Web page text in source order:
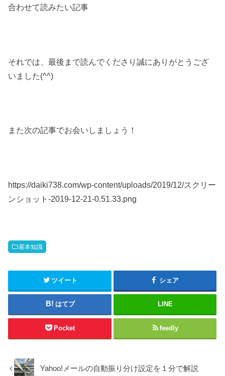
合わせて読みたい記事
それでは、最後まで読んでくださり誠にありがとうござ
いました(^^)
また次の記事でお会いしましょう！
https://daiki738.com/wp-content/uploads/2019/12/スクリー
ンショット-2019-12-21-0.51.33.png
基本知識
ツイート シェア
はてブ LINE
Pocket feedly
Yahoo!メールの自動振り分け設定を１分で解説